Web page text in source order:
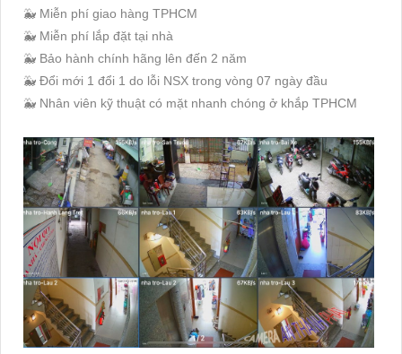
🐳 Miễn phí giao hàng TPHCM
🐳 Miễn phí lắp đặt tại nhà
🐳 Bảo hành chính hãng lên đến 2 năm
🐳 Đổi mới 1 đổi 1 do lỗi NSX trong vòng 07 ngày đầu
🐳 Nhân viên kỹ thuật có mặt nhanh chóng ở khắp TPHCM